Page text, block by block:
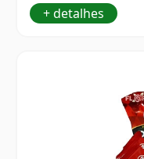
+ detalhes